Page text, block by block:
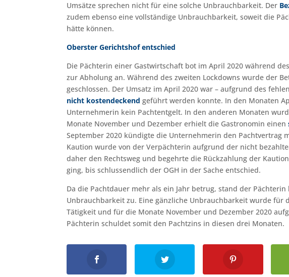
Umsätze sprechen nicht für eine solche Unbrauchbarkeit. Der
zudem ebenso eine vollständige Unbrauchbarkeit, soweit die
hätte können.
Oberster Gerichtshof entschied
Die Pächterin einer Gastwirtschaft bot im April 2020 während
zur Abholung an. Während des zweiten Lockdowns wurde der
geschlossen. Der Umsatz im April 2020 war – aufgrund des
nicht kostendeckend geführt werden konnte. In den Monaten
Unternehmerin kein Pachtentgelt. In den anderen Monaten
Monate November und Dezember erhielt die Gastronomin einen
September 2020 kündigte die Unternehmerin den Pachtvertrag
Kaution wurde von der Verpächterin aufgrund der nicht
daher den Rechtsweg und begehrte die Rückzahlung der
ging, bis schlussendlich der OGH in der Sache entschied.
Da die Pachtdauer mehr als ein Jahr betrug, stand der
Unbrauchbarkeit zu. Eine gänzliche Unbrauchbarkeit wurde für
Tätigkeit und für die Monate November und Dezember 2020
Pächterin schuldet somit den Pachtzins in diesen drei Monaten.